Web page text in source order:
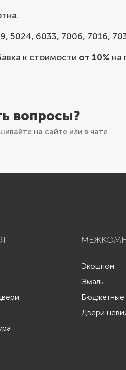
5024, 6033, 7006, 7016,
к стоимости от 10% на
вопросы?
на сайте или в чате
Экошпон
Эмаль
Бюджетные
Двери